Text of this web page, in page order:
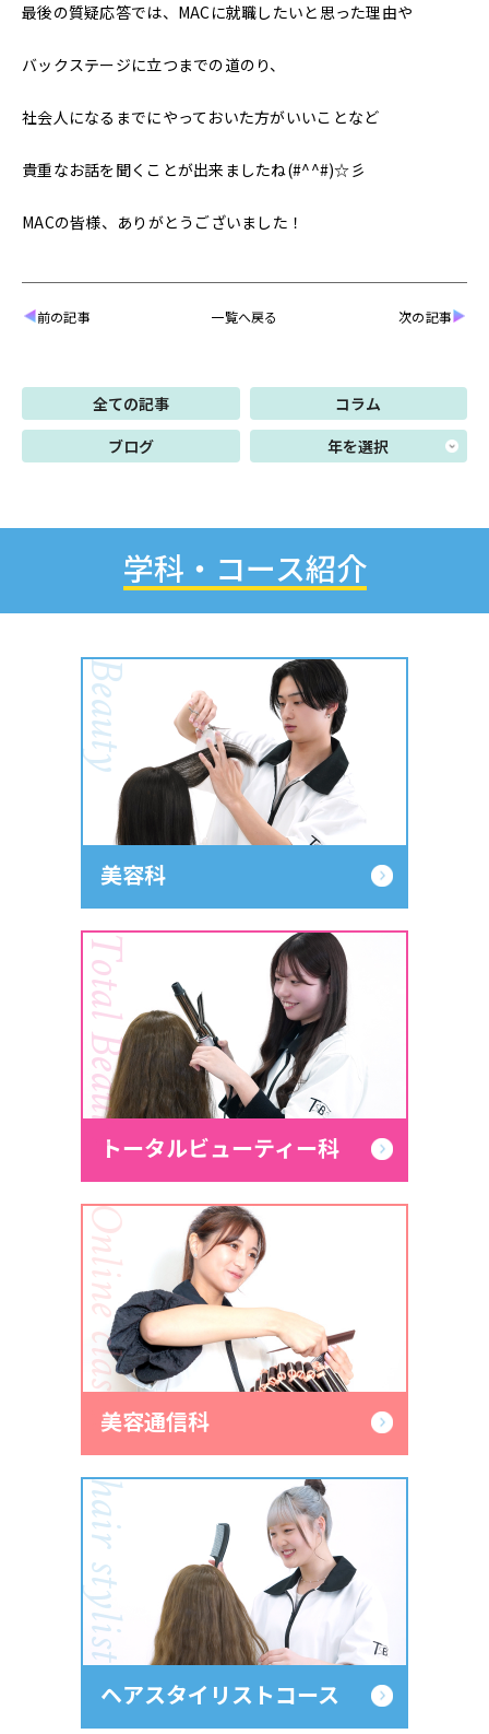
最後の質疑応答では、MACに就職したいと思った理由や
バックステージに立つまでの道のり、
社会人になるまでにやっておいた方がいいことなど
貴重なお話を聞くことが出来ましたね(#^^#)☆彡
MACの皆様、ありがとうございました！
前の記事 一覧へ戻る 次の記事
全ての記事
コラム
ブログ
学科・コース紹介
Beauty
美容科
Total Beauty
トータルビューティー科
Online classes
美容通信科
hair stylist
ヘアスタイリストコース